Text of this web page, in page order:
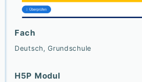
Fach
Deutsch, Grundschule
H5P Modul